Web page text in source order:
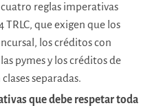
reglas imperativas
TRLC, que exigen que los
los créditos con
pymes y los créditos de
separadas.
que debe respetar toda